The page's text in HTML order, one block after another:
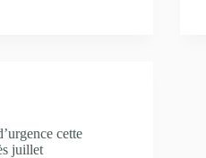
cette
juillet